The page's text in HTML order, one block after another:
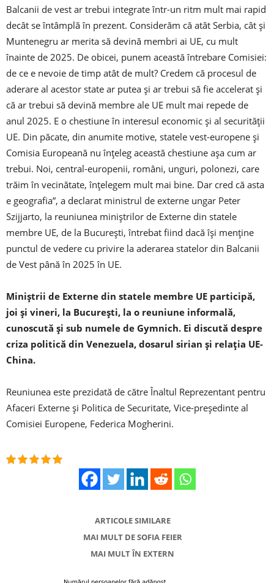
Balcanii de vest ar trebui integrate într-un ritm mult mai rapid
decât se întâmplă în prezent. Considerăm că atât Serbia, cât şi
Muntenegru ar merita să devină membri ai UE, cu mult
înainte de 2025. De obicei, punem această întrebare Comisiei:
de ce e nevoie de timp atât de mult? Credem că procesul de
aderare al acestor state ar putea şi ar trebui să fie accelerat şi
că ar trebui să devină membre ale UE mult mai repede de
anul 2025. E o chestiune în interesul economic şi al securităţii
UE. Din păcate, din anumite motive, statele vest-europene şi
Comisia Europeană nu înţeleg această chestiune aşa cum ar
trebui. Noi, central-europenii, români, unguri, polonezi, care
trăim în vecinătate, înţelegem mult mai bine. Dar cred că asta
e geografia”, a declarat ministrul de externe ungar Peter
Szijjarto, la reuniunea miniştrilor de Externe din statele
membre UE, de la Bucureşti, întrebat fiind dacă îşi menţine
punctul de vedere cu privire la aderarea statelor din Balcanii
de Vest până în 2025 în UE.
Miniştrii de Externe din statele membre UE participă,
joi şi vineri, la Bucureşti, la o reuniune informală,
cunoscută şi sub numele de Gymnich. Ei discută despre
criza politică din Venezuela, dosarul sirian şi relaţia UE-
China.
Reuniunea este prezidată de către Înaltul Reprezentant pentru
Afaceri Externe şi Politica de Securitate, Vice-preşedinte al
Comisiei Europene, Federica Mogherini.
ARTICOLE SIMILARE
MAI MULT DE SOFIA FEIER
MAI MULT ÎN EXTERN